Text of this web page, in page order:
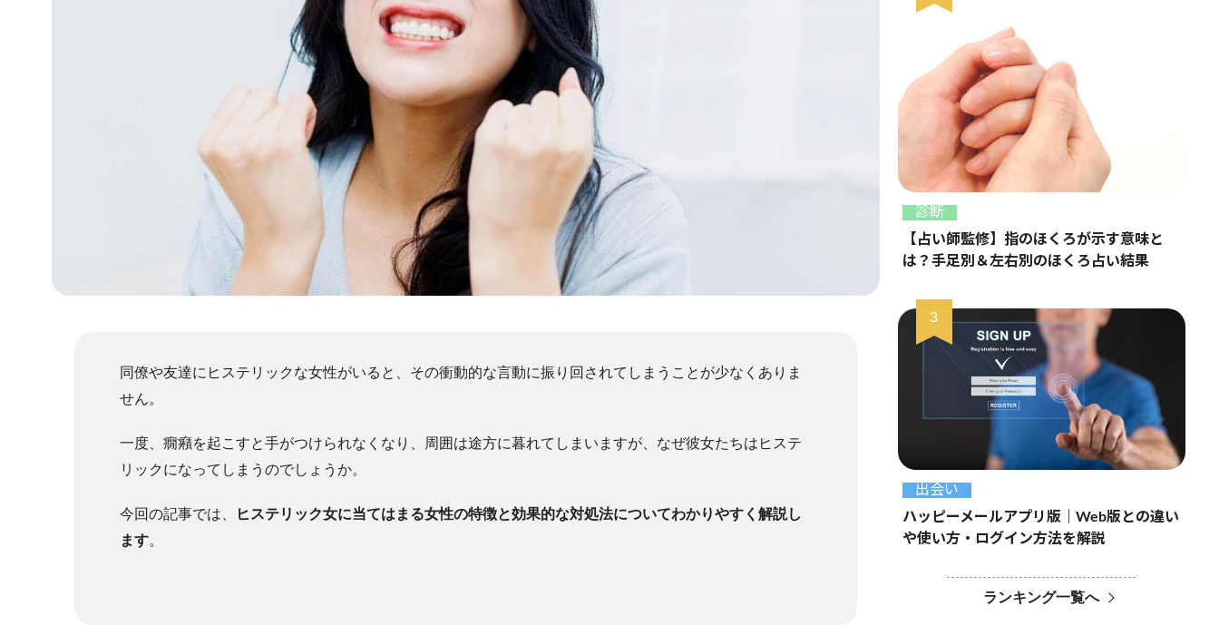
同僚や友達にヒステリックな女性がいると、その衝動的な言動に振り回されてしまうことが少なくありま
せん。
一度、癇癪を起こすと手がつけられなくなり、周囲は途方に暮れてしまいますが、なぜ彼女たちはヒステ
リックになってしまうのでしょうか。
今回の記事では、
ヒステリック女に当てはまる女性の特徴と効果的な対処法についてわかりやすく解説し
ます。
診断
【占い師監修】指のほくろが示す意味と
は？手足別＆左右別のほくろ占い結果
出会い
ハッピーメールアプリ版｜Web版との違い
や使い方・ログイン方法を解説
ランキング一覧へ